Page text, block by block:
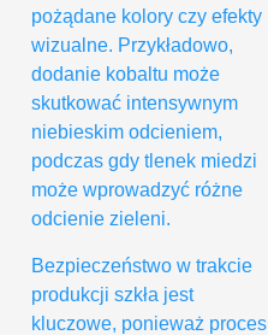
pożądane kolory czy efekty
wizualne. Przykładowo,
dodanie kobaltu może
skutkować intensywnym
niebieskim odcieniem,
podczas gdy tlenek miedzi
może wprowadzyć różne
odcienie zieleni.
Bezpieczeństwo w trakcie
produkcji szkła jest
kluczowe, ponieważ proces